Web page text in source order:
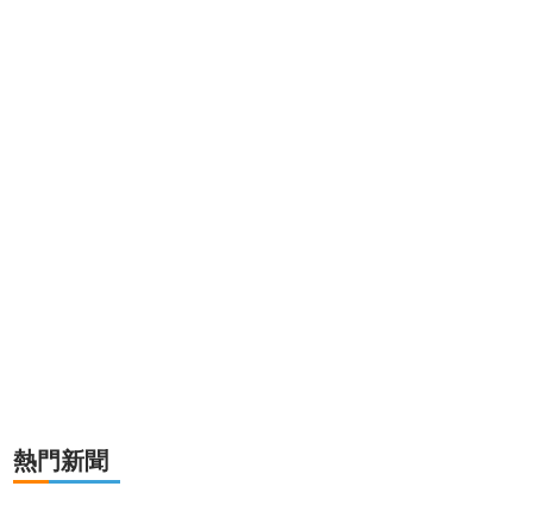
熱門新聞